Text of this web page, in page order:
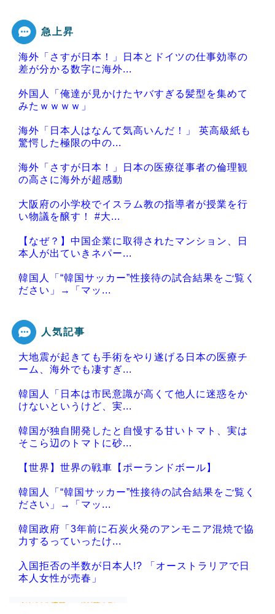
急上昇
海外「さすが日本！」日本とドイツの仕事効率の
差が分かる数字に海外...
外国人「俺達が見かけたヤバすぎる髪型を集めて
みたｗｗｗｗ」
海外「日本人はなんて気高いんだ！」 英高級紙も
驚愕した極限の中の...
海外「さすが日本！」日本の医療従事者の倫理観
の高さに海外が超感動
大阪府の小学校でイスラム教の指導者が授業を行
い物議を醸す！ #大...
【なぜ？】中国企業に取得されたマンション、日
本人が出ていきネパー...
韓国人「“韓国サッカー”性接待の試合結果をご覧く
ださい」→「マッ...
Powered by livedoor 相互RSS
人気記事
大地震が起きても手術をやり遂げる日本の医療チ
ーム、海外でも凄すぎ...
韓国人「日本は市民意識が高くて他人に迷惑をか
けないというけど、実...
韓国が独自開発したと自慢する甘いトマト、実は
そこら辺のトマトに砂...
【世界】世界の戦車【ポーランドボール】
韓国人「“韓国サッカー”性接待の試合結果をご覧く
ださい」→「マッ...
韓国政府「3年前に石炭火発のアンモニア混焼で協
力するっていったけ...
入国拒否の半数が日本人!? 「オーストラリアで日
本人女性が売春」